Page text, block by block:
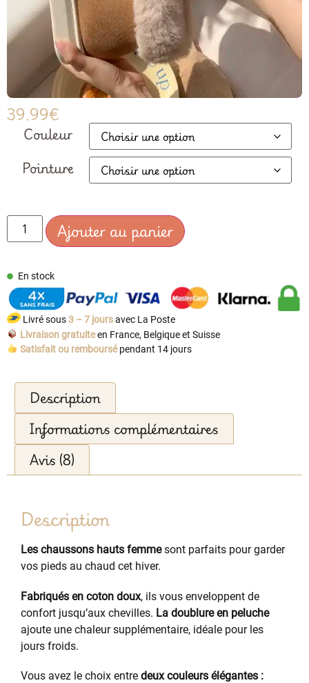
39.99€
Couleur
Pointure
Ajouter au panier
En stock
Livré sous3 – 7 joursavec La Poste
Livraison gratuiteen France, Belgique et Suisse
Satisfait ou remboursépendant 14 jours
Description
Informations complémentaires
Avis (8)
Description
Les chaussons hauts femmesont parfaits pour garder
vos pieds au chaud cet hiver.
Fabriqués en coton doux, ils vous enveloppent de
confort jusqu’aux chevilles. La doublure en peluche
ajoute une chaleur supplémentaire, idéale pour les
jours froids.
Vous avez le choix entre deux couleurs élégantes :